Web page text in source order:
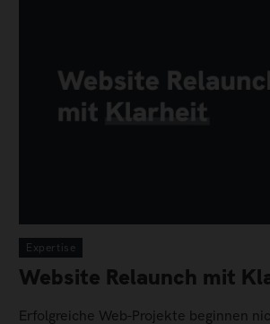
Expertise
Website Relaunch mit
Erfolgreiche Web-Projekte beginnen